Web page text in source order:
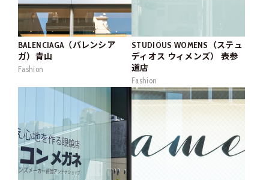
BALENCIAGA（バレンシア
ガ）青山
Fashion
STUDIOUS WOMENS（ステュ
ディオス ウィメンズ） 表参
道店
Fashion